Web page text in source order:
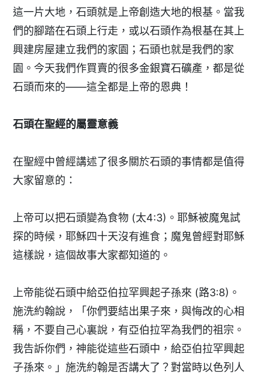
這一片大地，石頭就是上帝創造大地的根基。當我
們的腳踏在石頭上行走，或以石頭作為根基在其上
興建房屋建立我們的家園；石頭也就是我們的家
園。今天我們作買賣的很多金銀寶石礦產，都是從
石頭而來的——這全都是上帝的恩典！
石頭在聖經的屬靈意義
在聖經中曾經講述了很多關於石頭的事情都是值得
大家留意的：
上帝可以把石頭變為食物 (太4:3)。耶穌被魔鬼試
探的時候，耶穌四十天沒有進食；魔鬼曾經對耶穌
這樣說，這個故事大家都知道的。
上帝能從石頭中給亞伯拉罕興起子孫來 (路3:8)。
施洗約翰說，「你們要結出果子來，與悔改的心相
稱，不要自己心裏說，有亞伯拉罕為我們的祖宗。
我告訴你們，神能從這些石頭中，給亞伯拉罕興起
子孫來。」施洗約翰是否講大了？對當時以色列人